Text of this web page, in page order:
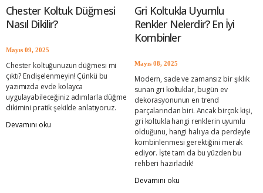
Chester Koltuk Düğmesi
Nasıl Dikilir?
Mayıs 09, 2025
Chester koltuğunuzun düğmesi mi
çıktı? Endişelenmeyin! Çünkü bu
yazımızda evde kolayca
uygulayabileceğiniz adımlarla düğme
dikimini pratik şekilde anlatıyoruz.
chester koltuk
Devamını oku
Gri Koltukla Uyumlu
Renkler Nelerdir? En İyi
Kombinler
Mayıs 08, 2025
Modern, sade ve zamansız bir şıklık
sunan gri koltuklar, bugün ev
dekorasyonunun en trend
parçalarından biri. Ancak birçok kişi,
gri koltukla hangi renklerin uyumlu
olduğunu, hangi halı ya da perdeyle
kombinlenmesi gerektiğini merak
ediyor. İşte tam da bu yüzden bu
rehberi hazırladık!
Devamını oku